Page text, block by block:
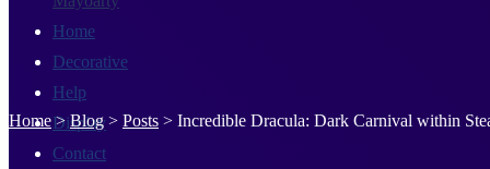
Home
Decorative
Help
Display
Contact
Home > Blog > Posts > Incredible Dracula: Dark Carnival within